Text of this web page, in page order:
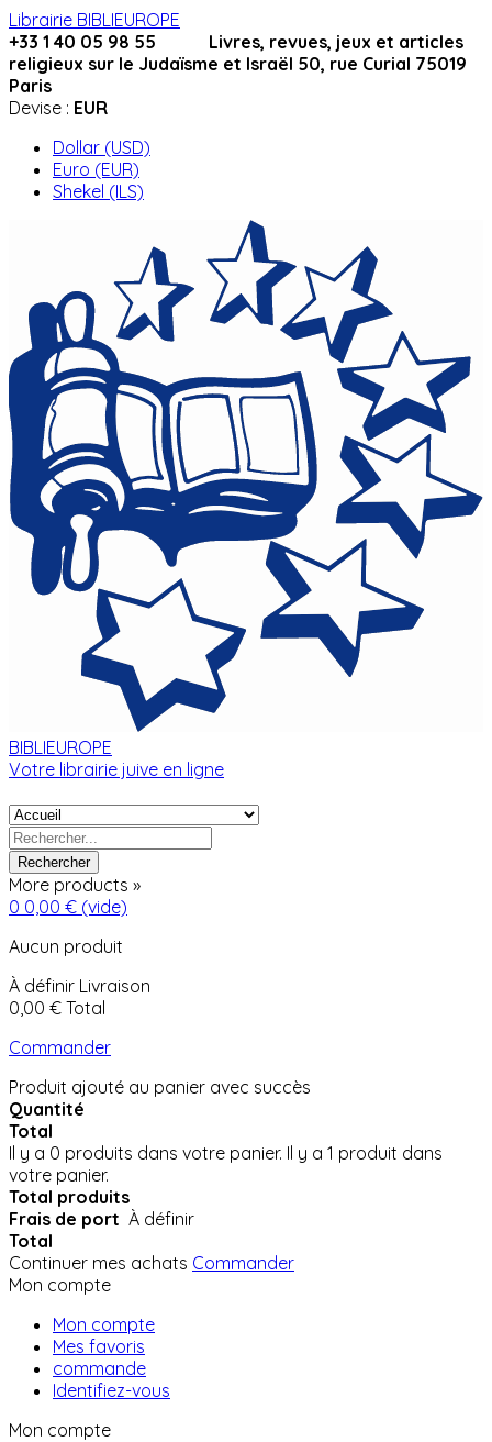
Librairie BIBLIEUROPE
+33 1 40 05 98 55 Livres, revues, jeux et articles
religieux sur le Judaïsme et Israël 50, rue Curial 75019
Paris
Devise : EUR
Dollar (USD)
Euro (EUR)
Shekel (ILS)
BIBLIEUROPE
Votre librairie juive en ligne
Rechercher
More products »
0 0,00 € (vide)
Aucun produit
À définir Livraison
0,00 € Total
Commander
Produit ajouté au panier avec succès
Quantité
Total
Il y a 0 produits dans votre panier. Il y a 1 produit dans
votre panier.
Total produits
Frais de port À définir
Total
Continuer mes achats Commander
Mon compte
Mon compte
Mes favoris
commande
Identifiez-vous
Mon compte